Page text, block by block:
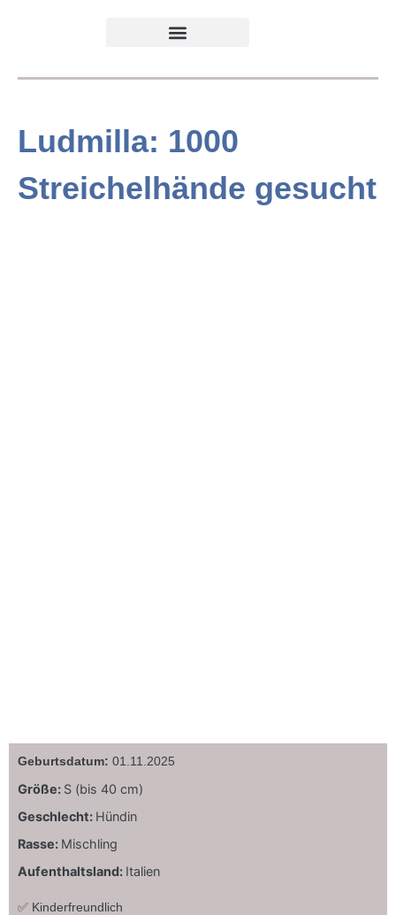
Ludmilla: 1000
Streichelhände gesucht
Geburtsdatum: 01.11.2025
Größe: S (bis 40 cm)
Geschlecht: Hündin
Rasse: Mischling
Aufenthaltsland: Italien
✅ Kinderfreundlich